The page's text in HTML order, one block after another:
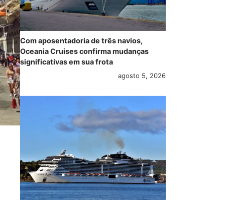
Com aposentadoria de três navios,
Oceania Cruises confirma mudanças
significativas em sua frota
agosto 5, 2026